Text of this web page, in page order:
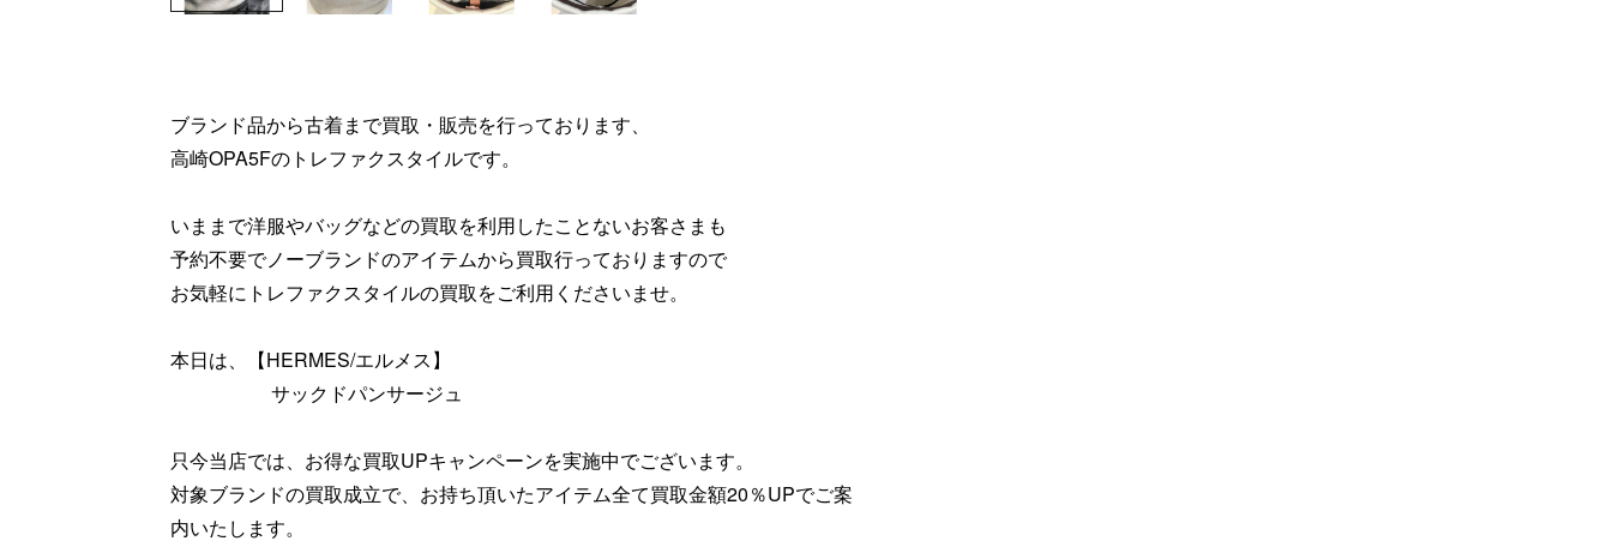
ブランド品から古着まで買取・販売を行っております、
高崎OPA5Fのトレファクスタイルです。
いままで洋服やバッグなどの買取を利用したことないお客さまも
予約不要でノーブランドのアイテムから買取行っておりますので
お気軽にトレファクスタイルの買取をご利用くださいませ。
本日は、【HERMES/エルメス】
サックドパンサージュ
只今当店では、お得な買取UPキャンペーンを実施中でございます。
対象ブランドの買取成立で、お持ち頂いたアイテム全て買取金額20％UPでご案
内いたします。